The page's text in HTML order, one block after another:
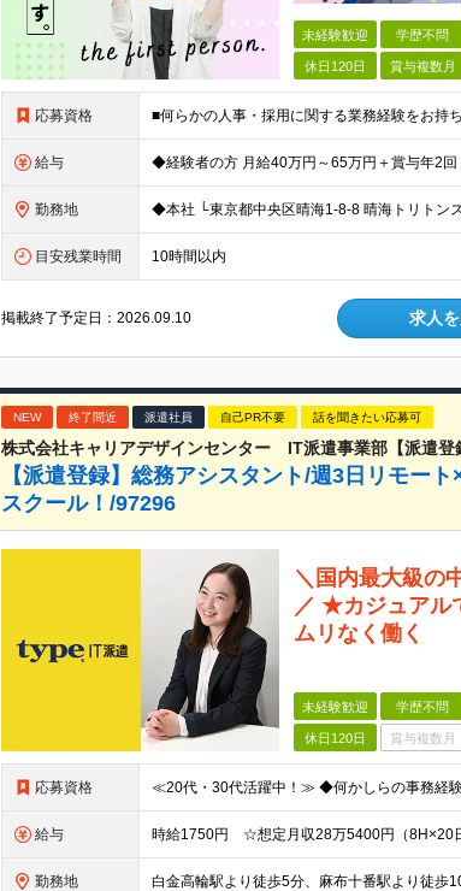
未経験歓迎 学歴不問
休日120日 賞与複数月
応募資格
給与
勤務地
目安残業時間 10時間以内
掲載終了予定日：2026.09.10 求人
NEW 終了間近 派遣社員 自己PR不要 話を聞きたい応募可
株式会社キャリアデザインセンター IT派遣事業部【派遣登
【派遣登録】総務アシスタント/週3日リモー
スクール！/97296
＼国内最大級の
／ ★カジュアル
ムリなく働く
未経験歓迎 学歴不問
休日120日 賞与複数月
応募資格
給与
勤務地